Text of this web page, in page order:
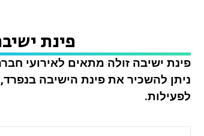
פינת
פינת ישיבה זולה מתאים לאירועי
ניתן להשכיר את פינת הישיבה בנפרד,
לפעילות.